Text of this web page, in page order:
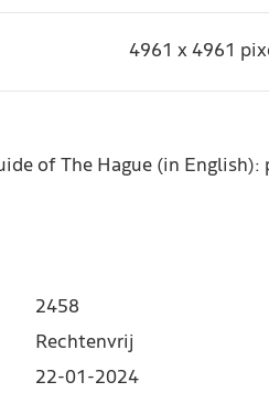
4961x 4961
of The Hague (in
2458
Rechtenvrij
22-01-2024